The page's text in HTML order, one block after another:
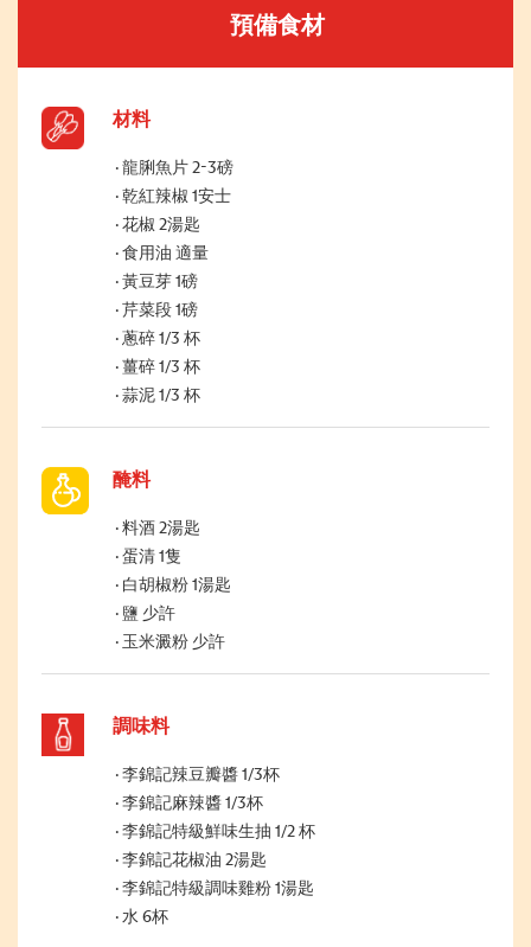
預備食材
材料
龍脷魚片 2-3磅
乾紅辣椒 1安士
花椒 2湯匙
食用油 適量
黃豆芽 1磅
芹菜段 1磅
蔥碎 1/3 杯
薑碎 1/3 杯
蒜泥 1/3 杯
醃料
料酒 2湯匙
蛋清 1隻
白胡椒粉 1湯匙
鹽 少許
玉米澱粉 少許
調味料
李錦記辣豆瓣醬 1/3杯
李錦記麻辣醬 1/3杯
李錦記特級鮮味生抽 1/2 杯
李錦記花椒油 2湯匙
李錦記特級調味雞粉 1湯匙
水 6杯